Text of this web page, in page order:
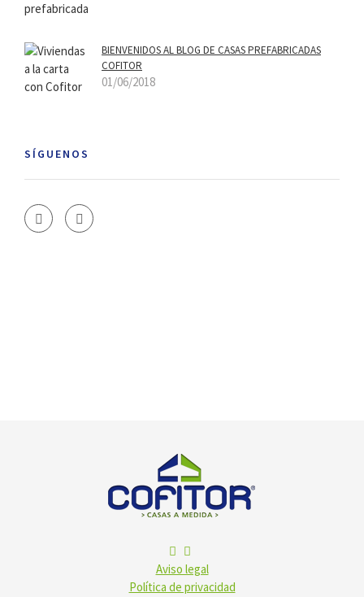
BIENVENIDOS AL BLOG DE CASAS PREFABRICADAS
COFITOR
01/06/2018
SÍGUENOS
Aviso legal
Política de privacidad